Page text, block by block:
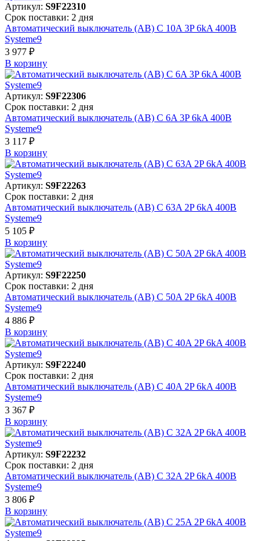
Артикул: S9F22310
Срок поставки: 2 дня
Автоматический выключатель (АВ) C 10A 3P 6kA 400В
Systeme9
3 977 ₽
В корзинy
Артикул: S9F22306
Срок поставки: 2 дня
Автоматический выключатель (АВ) C 6A 3P 6kA 400В
Systeme9
3 117 ₽
В корзинy
Артикул: S9F22263
Срок поставки: 2 дня
Автоматический выключатель (АВ) C 63A 2P 6kA 400В
Systeme9
5 105 ₽
В корзинy
Артикул: S9F22250
Срок поставки: 2 дня
Автоматический выключатель (АВ) C 50A 2P 6kA 400В
Systeme9
4 886 ₽
В корзинy
Артикул: S9F22240
Срок поставки: 2 дня
Автоматический выключатель (АВ) C 40A 2P 6kA 400В
Systeme9
3 367 ₽
В корзинy
Артикул: S9F22232
Срок поставки: 2 дня
Автоматический выключатель (АВ) C 32A 2P 6kA 400В
Systeme9
3 806 ₽
В корзинy